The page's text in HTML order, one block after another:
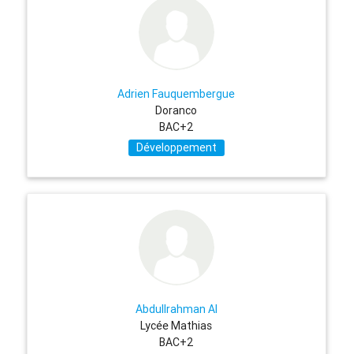
Adrien Fauquembergue
Doranco
BAC+2
Développement
Abdullrahman Al
Lycée Mathias
BAC+2